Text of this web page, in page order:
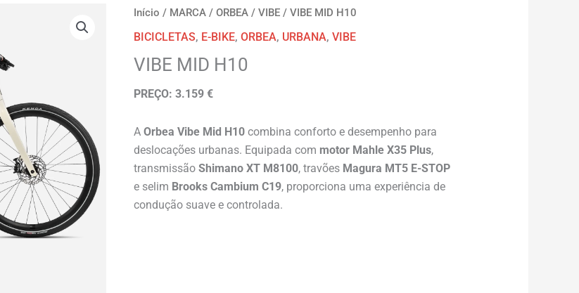
Início / MARCA /ORBEA /VIBE / VIBE MID H10
BICICLETAS, E-BIKE,ORBEA, URBANA,VIBE
VIBE MID H10
PREÇO: 3.159 €
AOrbea Vibe Mid H10 combina conforto e desempenho para
deslocações urbanas. Equipada com motor Mahle X35 Plus,
transmissãoShimano XT M8100, travões Magura MT5 E-STOP
e selim Brooks Cambium C19, proporciona uma experiência de
condução suave e controlada.